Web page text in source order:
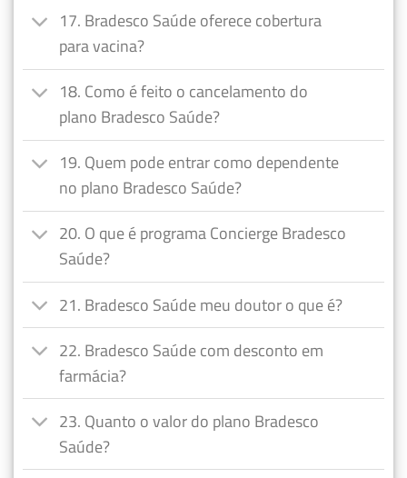
17. Bradesco Saúde oferece cobertura
para vacina?
18. Como é feito o cancelamento do
plano Bradesco Saúde?
19. Quem pode entrar como dependente
no plano Bradesco Saúde?
20. O que é programa Concierge Bradesco
Saúde?
21. Bradesco Saúde meu doutor o que é?
22. Bradesco Saúde com desconto em
farmácia?
23. Quanto o valor do plano Bradesco
Saúde?